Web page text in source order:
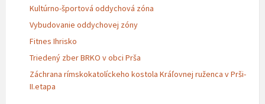
Kultúrno-športová oddychová zóna
Vybudovanie oddychovej zóny
Fitnes Ihrisko
Triedený zber BRKO v obci Prša
Záchrana rímskokatolíckeho kostola Kráľovnej ruženca v Prši-
II.etapa